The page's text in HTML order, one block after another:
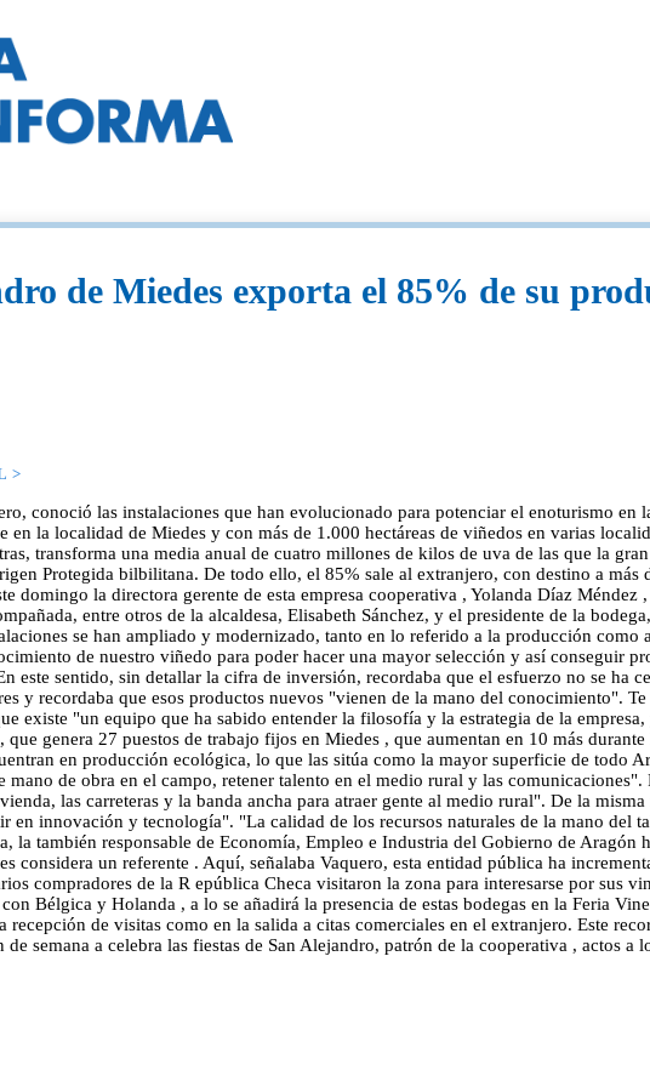
de Miedes exporta el 85% de su
>
conoció las instalaciones que han evolucionado para potenciar el enoturismo en
en la localidad de Miedes y con más de 1.000 hectáreas de viñedos en varias
transforma una media anual de cuatro millones de kilos de uva de las que la
Protegida bilbilitana. De todo ello, el 85% sale al extranjero, con destino a
domingo la directora gerente de esta empresa cooperativa , Yolanda Díaz
entre otros de la alcaldesa, Elisabeth Sánchez, y el presidente de la
se han ampliado y modernizado, tanto en lo referido a la producción
de nuestro viñedo para poder hacer una mayor selección y así conseguir
este sentido, sin detallar la cifra de inversión, recordaba que el esfuerzo no se ha
y recordaba que esos productos nuevos "vienen de la mano del conocimiento".
existe "un equipo que ha sabido entender la filosofía y la estrategia de la
genera 27 puestos de trabajo fijos en Miedes , que aumentan en 10 más
en producción ecológica, lo que las sitúa como la mayor superficie de todo
mano de obra en el campo, retener talento en el medio rural y las
las carreteras y la banda ancha para atraer gente al medio rural". De la
en innovación y tecnología". "La calidad de los recursos naturales de la mano del
la también responsable de Economía, Empleo e Industria del Gobierno de
considera un referente . Aquí, señalaba Vaquero, esta entidad pública ha
compradores de la R epública Checa visitaron la zona para interesarse por sus
Bélgica y Holanda , a lo se añadirá la presencia de estas bodegas en la Feria
recepción de visitas como en la salida a citas comerciales en el extranjero. Este
semana a celebra las fiestas de San Alejandro, patrón de la cooperativa , actos